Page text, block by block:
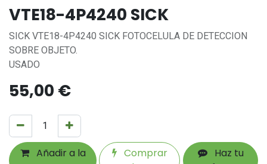
VTE18-4P4240 SICK
SICK VTE18-4P4240 SICK FOTOCELULA DE DETECCION
SOBRE OBJETO.
USADO
55,00 €
Añadir a la
Comprar
Haz tu